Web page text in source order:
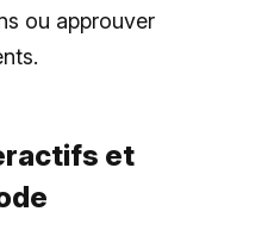
ou approuver
et